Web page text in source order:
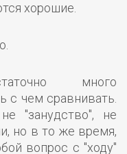
хорошие.
много
с чем сравнивать.
"занудство", не
но в то же время,
вопрос с "ходу"